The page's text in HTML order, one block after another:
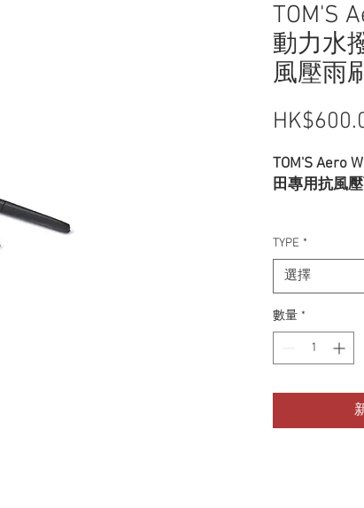
TOM'S
動力水
風壓雨
TOM'S Aero
田專用抗風
-配備創新風
時的風壓，
定貼合
-顯著降低高
-大幅提升雨
對應車款：
TYPE *
選擇
數量 *